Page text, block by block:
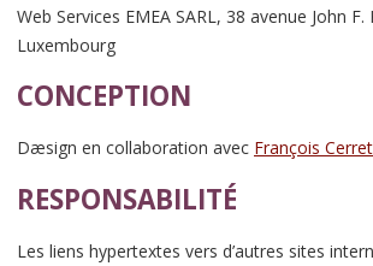
Web Services EMEA SARL, 38 avenue John
Luxembourg
CONCEPTION
Dæsign en collaboration avec François
RESPONSABILITÉ
Les liens hypertextes vers d’autres sites